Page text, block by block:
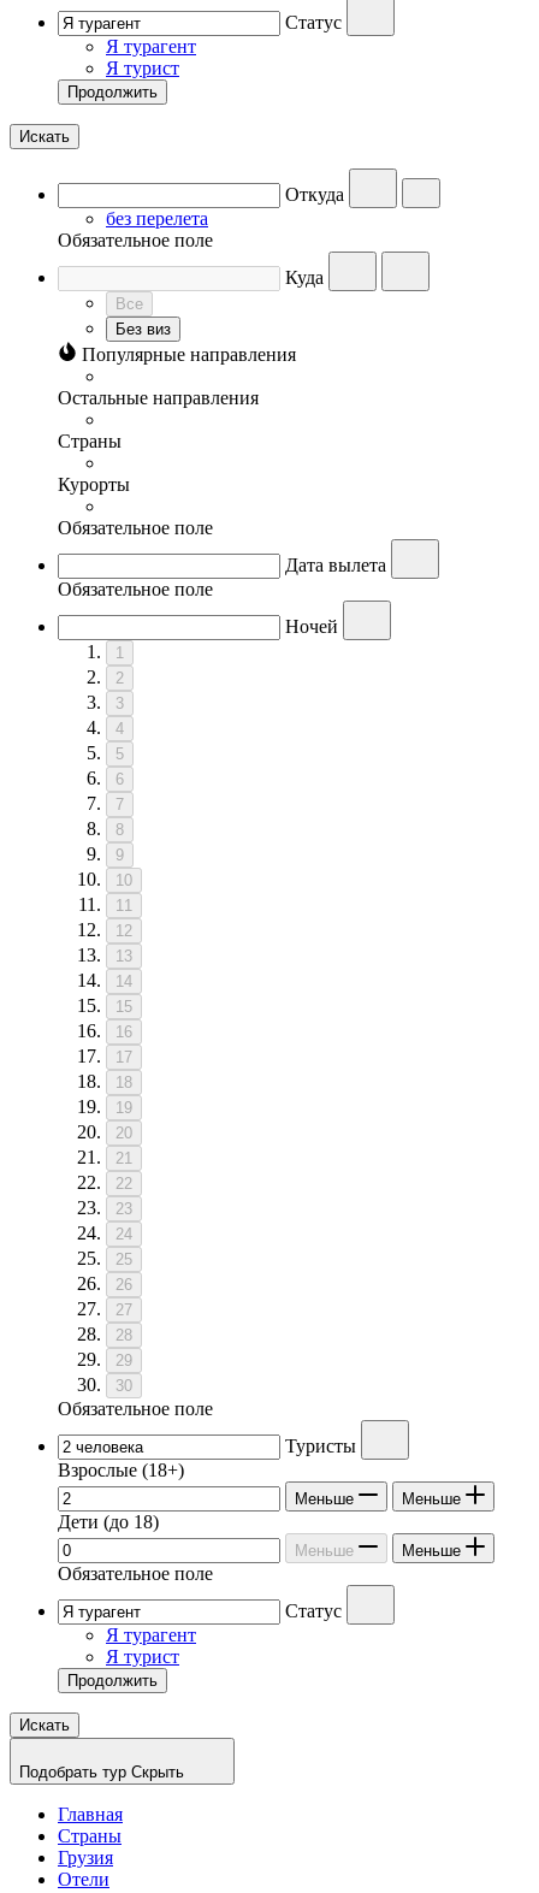
Статус
Я турагент
Я турист
Продолжить
Искать
Откуда
без перелета
Обязательное поле
Куда
Все
Без виз
Популярные направления
Остальные направления
Страны
Курорты
Обязательное поле
Дата вылета
Обязательное поле
Ночей
1
2
3
4
5
6
7
8
9
10
11
12
13
14
15
16
17
18
19
20
21
22
23
24
25
26
27
28
29
30
Обязательное поле
Туристы
Взрослые (18+)
Меньше Меньше
Дети (до 18)
Меньше Меньше
Обязательное поле
Статус
Я турагент
Я турист
Продолжить
Искать
Подобрать тур Скрыть
Главная
Страны
Грузия
Отели